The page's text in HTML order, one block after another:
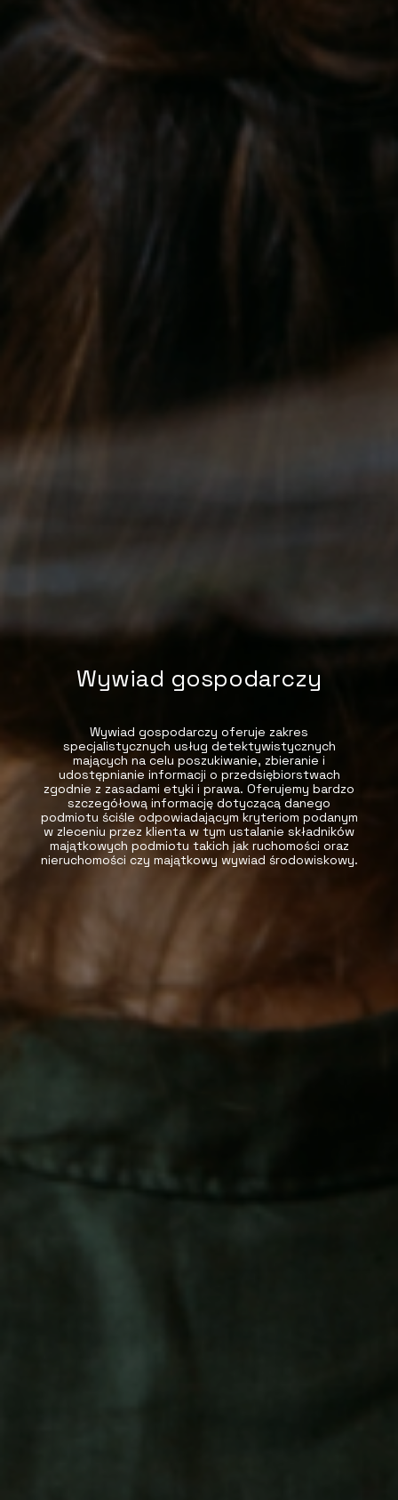
Wywiad gospodarczy
Wywiad gospodarczy oferuje zakres
specjalistycznych usług detektywistycznych
mających na celu poszukiwanie, zbieranie i
udostępnianie informacji o przedsiębiorstwach
zgodnie z zasadami etyki i prawa. Oferujemy bardzo
szczegółową informację dotyczącą danego
podmiotu ściśle odpowiadającym kryteriom podanym
w zleceniu przez klienta w tym ustalanie składników
majątkowych podmiotu takich jak ruchomości oraz
nieruchomości czy majątkowy wywiad środowiskowy.